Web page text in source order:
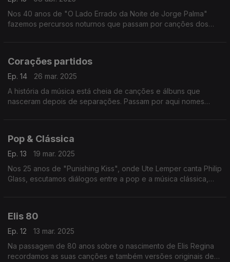
Nos 40 anos de "O Lado Errado da Noite de Jorge Palma"
fazemos percursos noturnos que passam por canções dos
Corações partidos
Ep. 14
26 mar. 2025
A história da música está cheia de canções e álbuns que
nasceram depois de separações. Passam por aqui nomes
Pop & Clássica
Ep. 13
19 mar. 2025
Nos 25 anos de "Punishing Kiss", onde Ute Lemper canta Philip
Glass, escutamos diálogos entre a pop e a música clássica,
Elis 80
Ep. 12
13 mar. 2025
Na passagem de 80 anos sobre o nascimento de Elis Regina
recordamos as suas canções e também versões originais de